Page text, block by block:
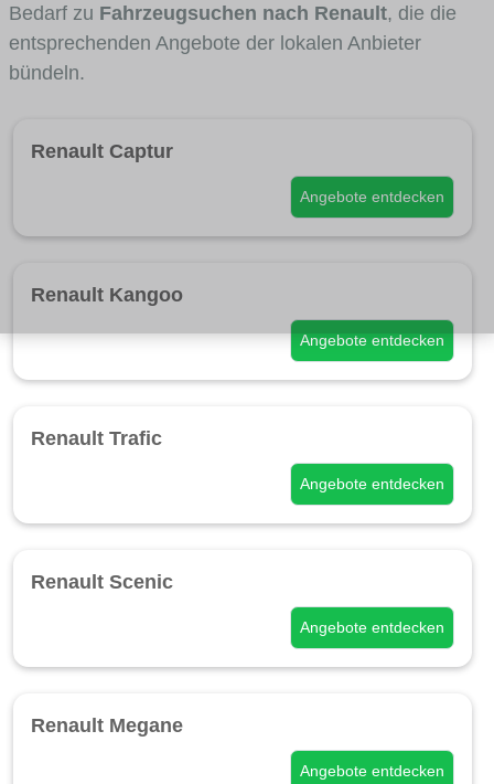
Bedarf zu Fahrzeugsuchen nach Renault, die die
entsprechenden Angebote der lokalen Anbieter
bündeln.
Renault Captur
Angebote entdecken
Renault Kangoo
Angebote entdecken
Renault Trafic
Angebote entdecken
Renault Scenic
Angebote entdecken
Renault Megane
Angebote entdecken